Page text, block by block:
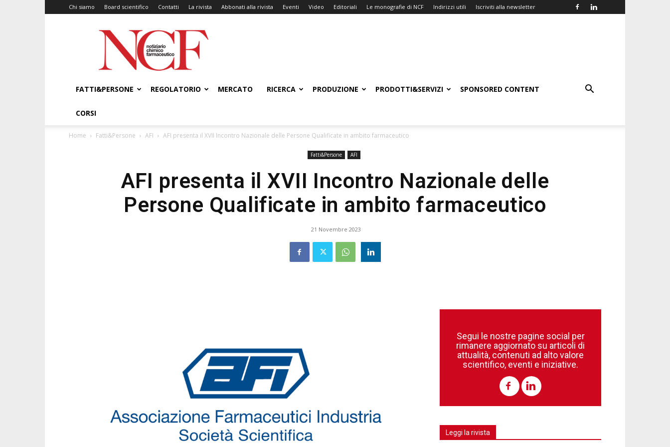
Chi siamo Board scientifico Contatti La rivista Abbonati alla rivista Eventi Video Editoriali Le monografie di NCF Indirizzi utili Iscriviti alla newsletter
NCF
–
Notiziario
Chimico
FATTI&PERSONE
REGOLATORIO MERCATO RICERCA PRODUZIONE PRODOTTI&SERVIZI SPONSORED CONTENT
CORSI
Home Fatti&Persone AFI AFI presenta il XVII Incontro Nazionale delle Persone Qualificate in ambito farmaceutico
Fatti&Persone AFI
AFI presenta il XVII Incontro Nazionale delle
Persone Qualificate in ambito farmaceutico
21 Novembre 2023
Segui le nostre pagine social per
rimanere aggiornato su articoli di
attualità, contenuti ad alto valore
scientifico, eventi e iniziative.
Leggi la rivista